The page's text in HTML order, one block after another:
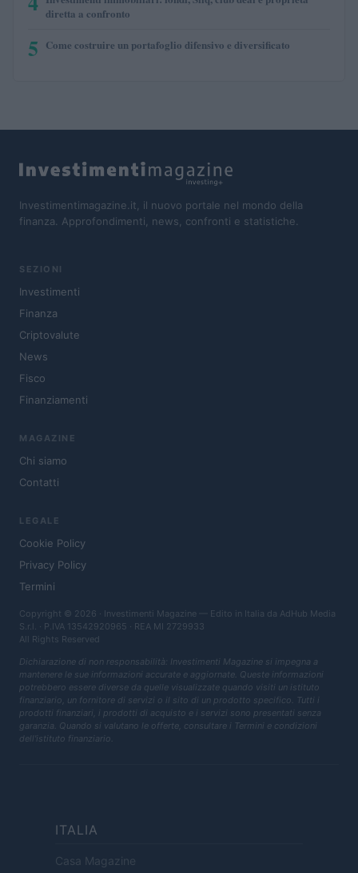
diretta a confronto
5 Come costruire un portafoglio difensivo e diversificato
Investimentimagazine.it, il nuovo portale nel mondo della
finanza. Approfondimenti, news, confronti e statistiche.
SEZIONI
Investimenti
Finanza
Criptovalute
News
Fisco
Finanziamenti
MAGAZINE
Chi siamo
Contatti
LEGALE
Cookie Policy
Privacy Policy
Termini
Copyright © 2026 · Investimenti Magazine — Edito in Italia da AdHub Media
S.r.l. · P.IVA 13542920965 · REA MI 2729933
All Rights Reserved
Dichiarazione di non responsabilità: Investimenti Magazine si impegna a
mantenere le sue informazioni accurate e aggiornate. Queste informazioni
potrebbero essere diverse da quelle visualizzate quando visiti un istituto
finanziario, un fornitore di servizi o il sito di un prodotto specifico. Tutti i
prodotti finanziari, i prodotti di acquisto e i servizi sono presentati senza
garanzia. Quando si valutano le offerte, consultare i Termini e condizioni
dell'istituto finanziario.
ITALIA
Casa Magazine